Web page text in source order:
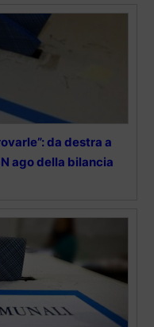
da destra a
ago della bilancia